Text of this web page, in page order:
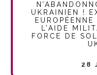
UKRAINIEN !
L’AIDE
FORCE DE
28